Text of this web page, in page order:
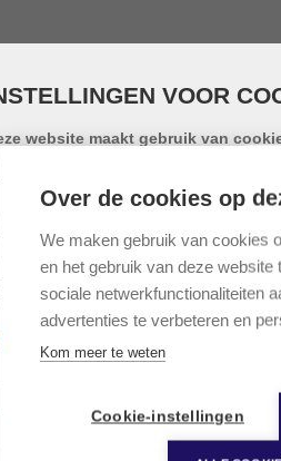
terrein
Over de cookies op
We maken gebruik van cookies
en het gebruik van deze
sociale netwerkfunctionaliteiten
advertenties te verbeteren en
Kom meer te weten
Cookie-instellingen
VOOR
website maakt gebruik van
te vergroten. Door
voor het gebruik van
cookie is een klein tekstbestand dat,
opgeslagen in de browser van uw
gebruikt cookies om de
van onder andere het aantal
deze website verder op te volgen op
info over onze cookies
Functionele cookies